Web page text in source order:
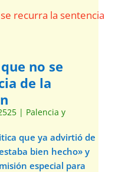
no se
de la
| Palencia y
que ya advirtió de
bien hecho» y
especial para